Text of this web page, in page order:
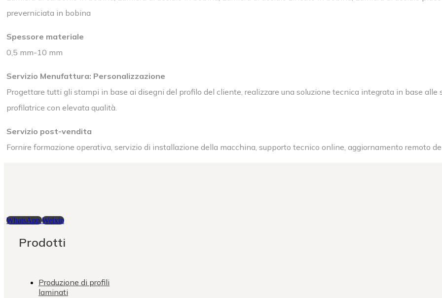
preverniciata in bobina
Spessore materiale
0,5 mm-10 mm
Servizio Menufattura: Personalizzazione
Progettare tutti gli stampi in base ai disegni del profilo del cliente, realizzare una soluzione tecnica integrata in base
profilatrice con elevata qualità.
Servizio post-vendita
Fornire formazione operativa, servizio di installazione della macchina, supporto tecnico online, aggiornamento remoto
WhatsApp Weixin
Prodotti
Produzione di profili
laminati